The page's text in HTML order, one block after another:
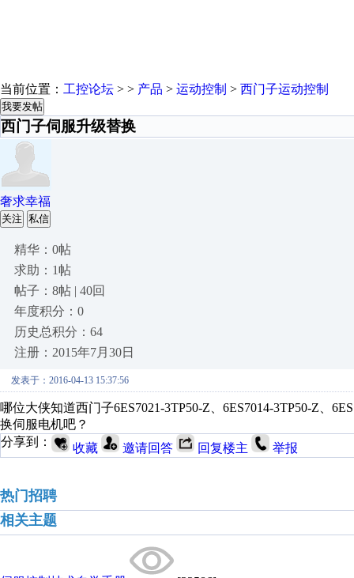
当前位置： 工控论坛 > > 产品 > 运动控制 > 西门子运动控制
我要发帖
西门子伺服升级替换
奢求幸福
关注 私信
精华：0帖
求助：1帖
帖子：8帖 | 40回
年度积分：0
历史总积分：64
注册：2015年7月30日
发表于：2016-04-13 15:37:56
哪位大侠知道西门子6ES7021-3TP50-Z、6ES7014-3TP50-Z、
换伺服电机吧？
分享到：
收藏 邀请回答 回复楼主 举报
热门招聘
相关主题